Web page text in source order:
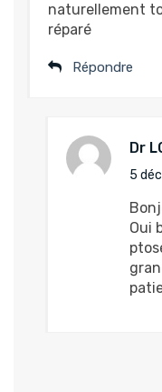
naturellement
réparé
Répondre
Dr
5
Oui